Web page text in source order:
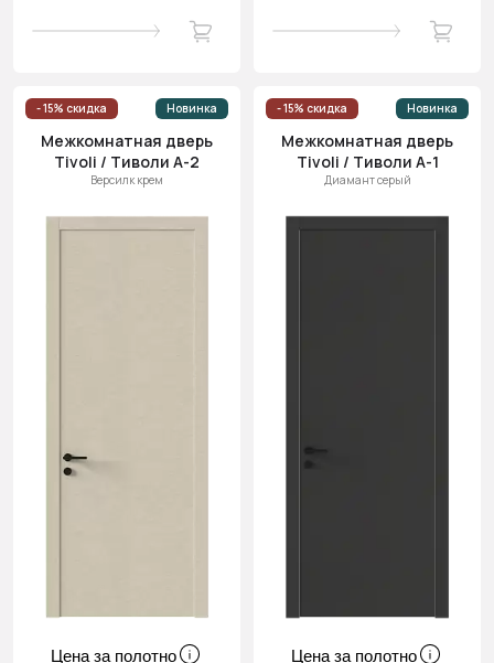
- 15% скидка Новинка
Межкомнатная дверь
Tivoli / Тиволи А-2
Версилк крем
Цена за полотно
- 15% скидка Новинка
Межкомнатная дверь
Tivoli / Тиволи А-1
Диамант серый
Цена за полотно